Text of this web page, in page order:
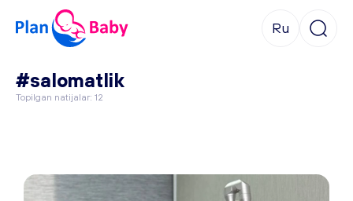
Ru
#salomatlik
Topilgan natijalar: 12